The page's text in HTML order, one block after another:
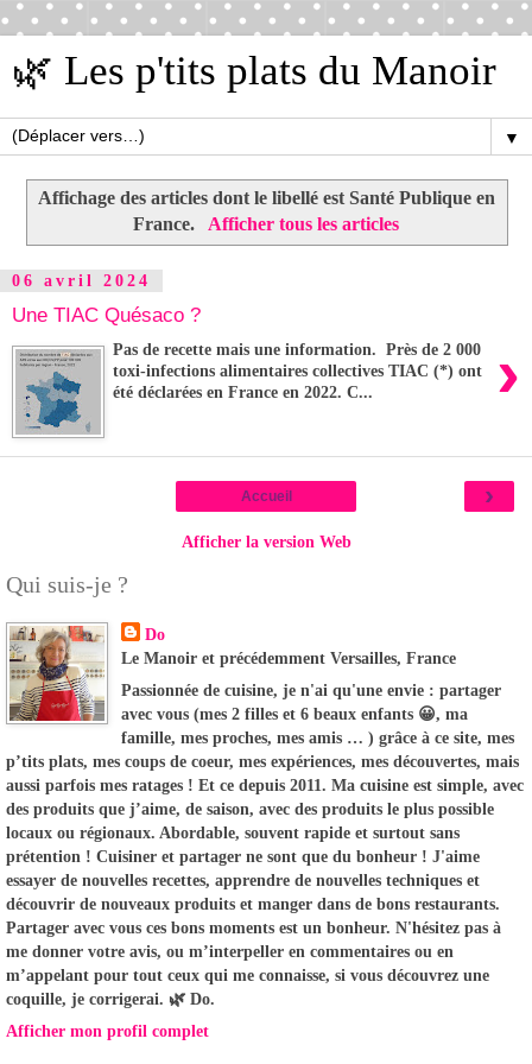
🌿 Les p'tits plats du Manoir
▼
Affichage des articles dont le libellé est Santé Publique en
France. Afficher tous les articles
06 avril 2024
Une TIAC Quésaco ?
›
Pas de recette mais une information. Près de 2 000
toxi-infections alimentaires collectives TIAC (*) ont
été déclarées en France en 2022. C...
›
Accueil
Afficher la version Web
Qui suis-je ?
Do
Le Manoir et précédemment Versailles, France
Passionnée de cuisine, je n'ai qu'une envie : partager
avec vous (mes 2 filles et 6 beaux enfants 😀, ma
famille, mes proches, mes amis … ) grâce à ce site, mes
p’tits plats, mes coups de coeur, mes expériences, mes découvertes, mais
aussi parfois mes ratages ! Et ce depuis 2011. Ma cuisine est simple, avec
des produits que j’aime, de saison, avec des produits le plus possible
locaux ou régionaux. Abordable, souvent rapide et surtout sans
prétention ! Cuisiner et partager ne sont que du bonheur ! J'aime
essayer de nouvelles recettes, apprendre de nouvelles techniques et
découvrir de nouveaux produits et manger dans de bons restaurants.
Partager avec vous ces bons moments est un bonheur. N'hésitez pas à
me donner votre avis, ou m’interpeller en commentaires ou en
m’appelant pour tout ceux qui me connaisse, si vous découvrez une
coquille, je corrigerai. 🌿 Do.
Afficher mon profil complet